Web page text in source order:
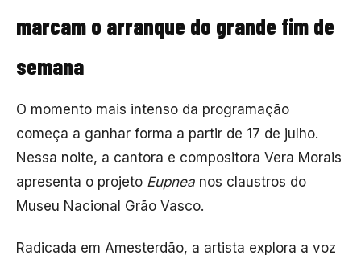
marcam o arranque do grande fim de
semana
O momento mais intenso da programação
começa a ganhar forma a partir de 17 de julho.
Nessa noite, a cantora e compositora Vera Morais
apresenta o projeto Eupnea nos claustros do
Museu Nacional Grão Vasco.
Radicada em Amesterdão, a artista explora a voz